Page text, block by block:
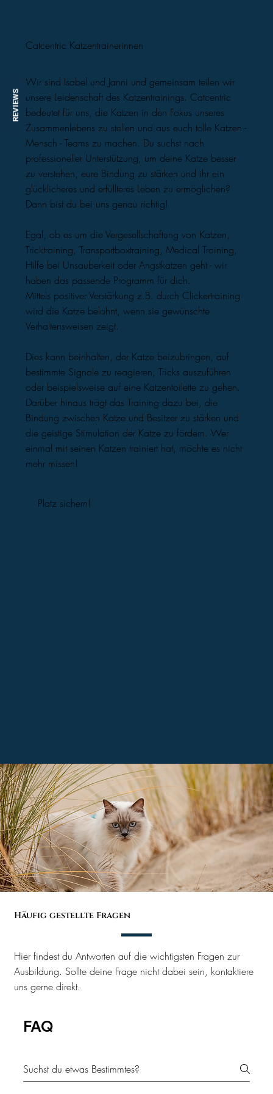
Catcentric Katzentrainerinnen
Wir sind Isabel und Janni und gemeinsam teilen wir
unsere Leidenschaft des Katzentrainings. Catcentric
bedeutet für uns, die Katzen in den Fokus unseres
Zusammenlebens zu stellen und aus euch tolle Katzen -
Mensch - Teams zu machen. Du suchst nach
professioneller Unterstützung, um deine Katze besser
zu verstehen, eure Bindung zu stärken und ihr ein
glücklicheres und erfüllteres Leben zu ermöglichen?
Dann bist du bei uns genau richtig!
Egal, ob es um die Vergesellschaftung von Katzen,
Tricktraining, Transportboxtraining, Medical Training,
Hilfe bei Unsauberkeit oder Angstkatzen geht - wir
haben das passende Programm für dich.
Mittels positiver Verstärkung z.B. durch Clickertraining
wird die Katze belohnt, wenn sie gewünschte
Verhaltensweisen zeigt.
Dies kann beinhalten, der Katze beizubringen, auf
bestimmte Signale zu reagieren, Tricks auszuführen
oder beispielsweise auf eine Katzentoilette zu gehen.
Darüber hinaus trägt das Training dazu bei, die
Bindung zwischen Katze und Besitzer zu stärken und
die geistige Stimulation der Katze zu fördern. Wer
einmal mit seinen Katzen trainiert hat, möchte es nicht
mehr missen!
Platz sichern!
FAQ
Häufig gestellte Fragen
Hier findest du Antworten auf die wichtigsten Fragen zur
Ausbildung. Sollte deine Frage nicht dabei sein, kontaktiere
uns gerne direkt.
REVIEWS